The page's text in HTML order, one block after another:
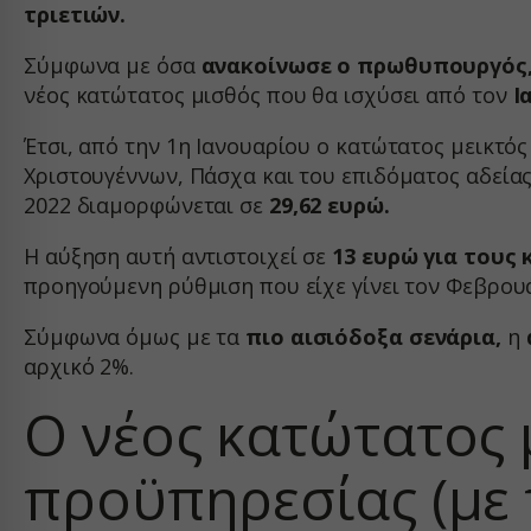
τριετιών.
Σύμφωνα με όσα ανακοίνωσε ο
νέος κατώτατος μισθός που θα ισχύσει από τον
Έτσι, από την 1η Ιανουαρίου ο κατώτατος
Χριστουγέννων, Πάσχα και του επιδόματος
2022 διαμορφώνεται σε 29,62 ευρώ.
Η αύξηση αυτή αντιστοιχεί σε 13 ευρώ για τους
προηγούμενη ρύθμιση που είχε γίνει τον
Σύμφωνα όμως με τα πιο αισιόδοξα σενάρια, η
αρχικό 2%.
Ο νέος κατώτατος
προϋπηρεσίας
wp-
wp-
wp-
_fbp
Αυτή
άλλες